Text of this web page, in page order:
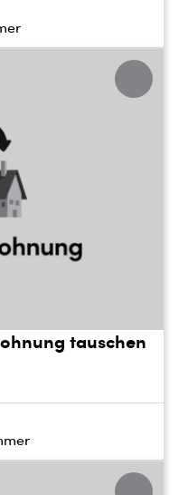
tauschen